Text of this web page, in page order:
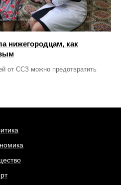
нижегородцам, как
от ССЗ можно предотвратить